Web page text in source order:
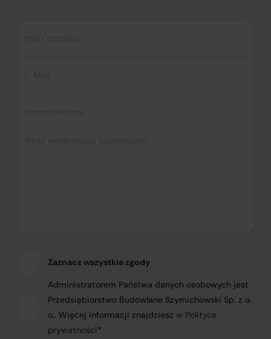
Zaznacz wszystkie zgody
Administratorem Państwa danych osobowych jest
Przedsiębiorstwo Budowlane Szymichowski Sp. z o.
o.. Więcej informacji znajdziesz w Polityce
prywatności*